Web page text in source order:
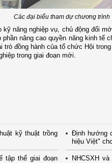
Các đại biểu tham dự chương trình
năng nghiệp vụ, chủ động đổi
nâng cao quyền năng kinh tế
đồng hành của tổ chức Hội
trong giai đoạn mới.
kỹ thuật trồng
tập thể giai đoạn
Định hướng
hiệu Việt"
NHCSXH